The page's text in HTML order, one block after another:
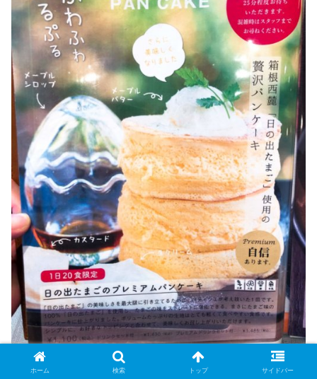
ホーム 検索 トップ サイドバー